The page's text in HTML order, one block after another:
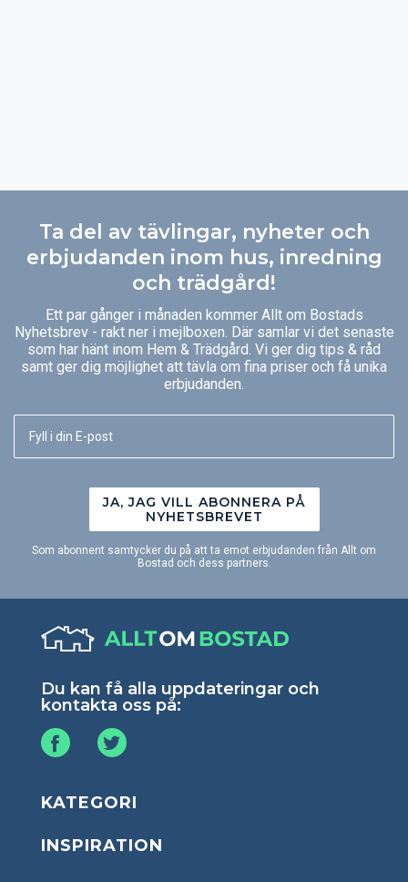
Ta del av tävlingar, nyheter och
erbjudanden inom hus, inredning
och trädgård!
Ett par gånger i månaden kommer Allt om Bostads
Nyhetsbrev - rakt ner i mejlboxen. Där samlar vi det senaste
som har hänt inom Hem & Trädgård. Vi ger dig tips & råd
samt ger dig möjlighet att tävla om fina priser och få unika
erbjudanden.
JA, JAG VILL ABONNERA PÅ
NYHETSBREVET
Som abonnent samtycker du på att ta emot erbjudanden från Allt om
Bostad och dess partners.
Du kan få alla uppdateringar och
kontakta oss på:
KATEGORI
INSPIRATION